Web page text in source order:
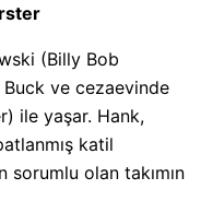
(Billy Bob
Buck ve cezaevinde
ile yaşar. Hank,
katil
sorumlu olan takımın